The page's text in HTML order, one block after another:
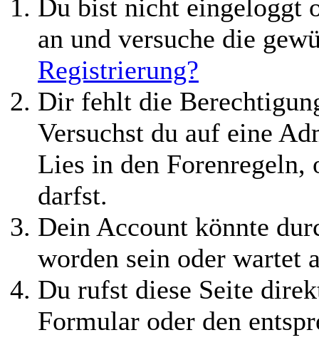
Du bist nicht eingeloggt
an und versuche die
Registrierung?
Dir fehlt die
Versuchst du auf eine
Lies in den Forenregeln,
darfst.
Dein Account könnte
worden sein oder wartet
Du rufst diese Seite
Formular oder den